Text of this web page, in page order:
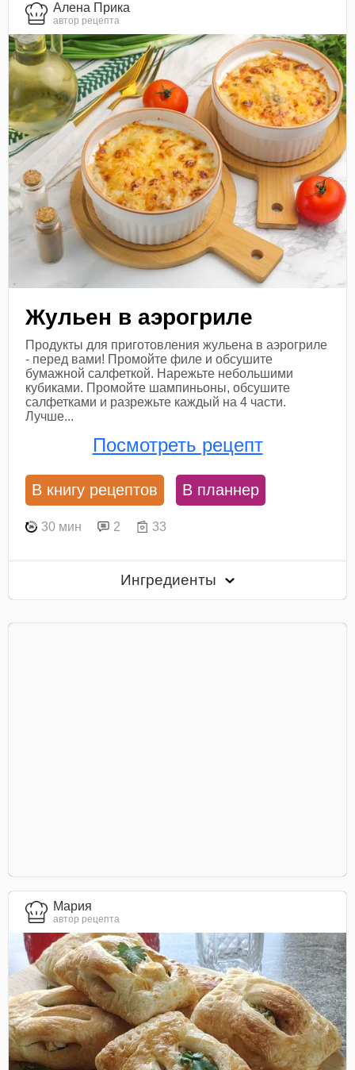
Алена Прика
автор рецепта
Жульен в аэрогриле
Продукты для приготовления жульена в аэрогриле
- перед вами! Промойте филе и обсушите
бумажной салфеткой. Нарежьте небольшими
кубиками. Промойте шампиньоны, обсушите
салфетками и разрежьте каждый на 4 части.
Лучше...
Посмотреть рецепт
В книгу рецептов В планнер
30 мин 2 33
Ингредиенты
Мария
автор рецепта